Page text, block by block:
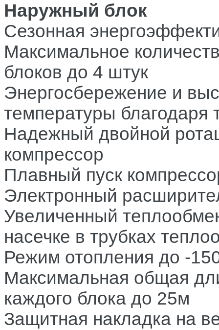
Наружный блок
Сезонная
Максимальное
блоков до 4 штук
Энергосбережение и
температуры благодаря
Надежный двойной
компрессор
Плавный пуск
Электронный
Увеличенный
насечке в трубках
Режим отопления до -
Максимальная общая
каждого блока до 25м
Защитная накладка на